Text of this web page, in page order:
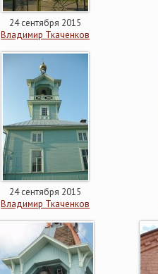
24 сентября 2015
Владимир Ткаченков
24 сентября 2015
Владимир Ткаченков